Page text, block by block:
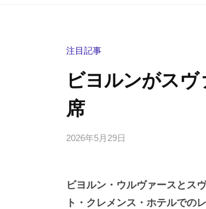
注目記事
ビヨルンがス
席
2026年5月29日
i
g
の
コ
ビヨルン・ウルヴァースとス
ト・クレメンス・ホテルでの